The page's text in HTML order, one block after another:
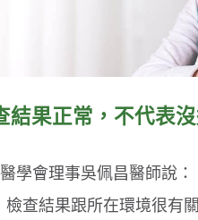
結果正常，不代表
學會理事吳佩昌醫師說
檢查結果跟所在環境很有